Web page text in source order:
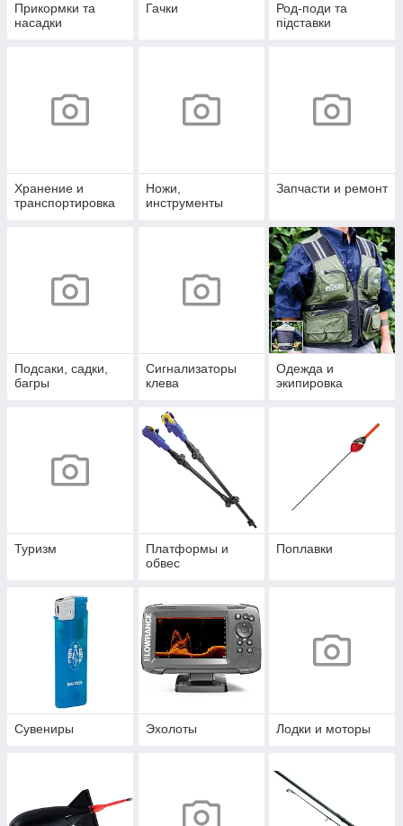
Прикормки та
насадки
Гачки
Род-поди та
підставки
Хранение и
транспортировка
Ножи,
инструменты
Запчасти и ремонт
Подсаки, садки,
багры
Сигнализаторы
клева
Одежда и
экипировка
Туризм
Платформы и
обвес
Поплавки
Сувениры Эхолоты Лодки и моторы